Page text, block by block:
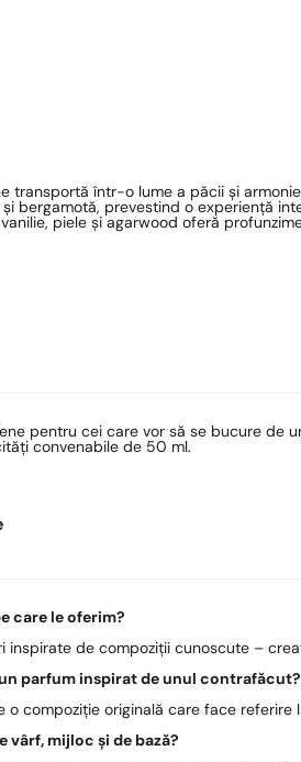
transportă într-o lume a păcii și
bergamotă, prevestind o experiență
piele și agarwood oferă
pentru cei care vor să se bucure
convenabile de 50 ml.
care le oferim?
inspirate de compoziții cunoscute –
parfum inspirat de unul contrafăcut?
o compoziție originală care face
vârf, mijloc și de bază?